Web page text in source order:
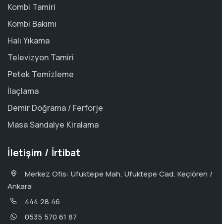
Kombi Tamiri
Kombi Bakımı
Halı Yıkama
Televizyon Tamiri
Petek Temizleme
İlaçlama
Demir Doğrama / Ferforje
Masa Sandalye Kiralama
İletişim / İrtibat
Merkez Ofis: Ufuktepe Mah. Ufuktepe Cad. Keçiören /
Ankara
444 28 46
0535 570 61 87